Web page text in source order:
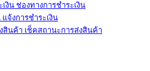
ช่องทางการชำระเงิน
แจ้งการชำระเงิน
เช็คสถานะการส่งสินค้า